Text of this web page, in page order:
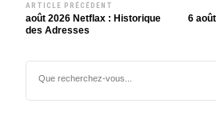
Navigation
ARTICLE PRÉCÉDENT
août 2026 Netflax : Historique
des Adresses
6